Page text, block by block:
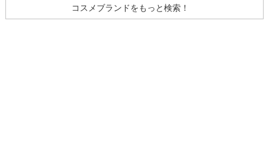
コスメブランドをもっと検索！